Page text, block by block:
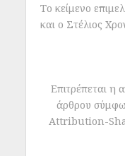
Το κείμενο
και ο Στέλιος
Επιτρέπεται η
άρθρου
Attribution-